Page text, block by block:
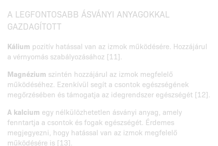
A LEGFONTOSABB ÁSVÁNYI ANYAGOKKAL
GAZDAGÍTOTT
Kálium pozitív hatással van az izmok működésére. Hozzájárul
a vérnyomás szabályozásához [11].
Magnézium szintén hozzájárul az izmok megfelelő
működéséhez. Ezenkívül segít a csontok egészségének
megőrzésében és támogatja az idegrendszer egészségét [12].
A kalcium egy nélkülözhetetlen ásványi anyag, amely
fenntartja a csontok és fogak egészségét. Érdemes
megjegyezni, hogy hatással van az izmok megfelelő
működésére is [13].